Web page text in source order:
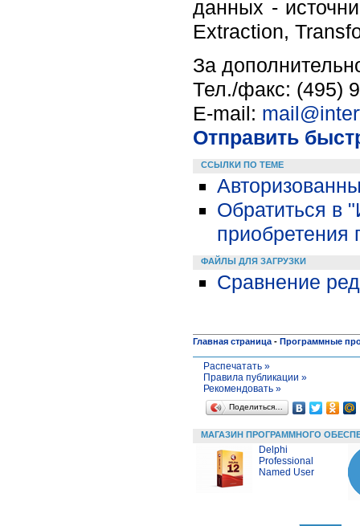
данных -
Extraction,
За
Тел./факс: (495)
E-mail:
Отправить
ССЫЛКИ ПО ТЕМЕ
Обратиться в
приобретения
ФАЙЛЫ ДЛЯ ЗАГРУЗКИ
Сравнение
Главная страница - Программные
Распечатать »
Правила публикации »
Рекомендовать »
Поделиться…
МАГАЗИН ПРОГРАММНОГО
Delphi
Professional
Named User